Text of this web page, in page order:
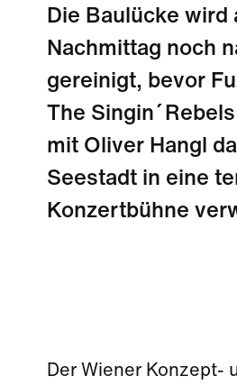
Die Baulücke wird
Nachmittag noch
gereinigt, bevor
The
mit Oliver Hangl
Seestadt in eine
Konzertbühne
Der Wiener Konzept-